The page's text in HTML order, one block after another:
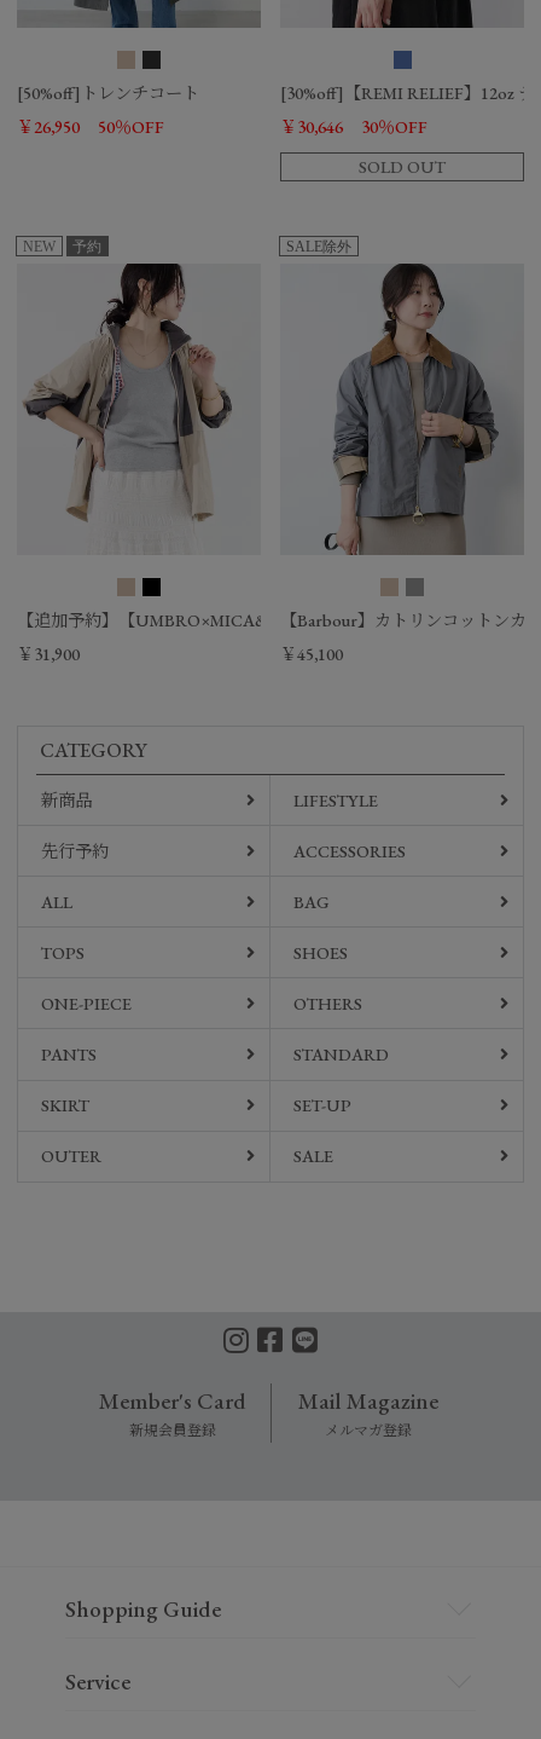
[50%off]トレンチコート
￥26,950
50％OFF
[30%off]【REMI RELIEF】12oz
￥30,646
30％OFF
SOLD OUT
NEW 予約
【追加予約】【UMBRO×MICA&DEAL】配色ナイロンブルゾン
￥31,900
SALE除外
【Barbour】カトリンコットン
￥45,100
CATEGORY
新商品
先行予約
ALL
TOPS
ONE-PIECE
PANTS
SKIRT
OUTER
LIFESTYLE
ACCESSORIES
BAG
SHOES
OTHERS
STANDARD
SET-UP
SALE
Member's Card
新規会員登録
Mail Magazine
メルマガ登録
Shopping Guide
Service